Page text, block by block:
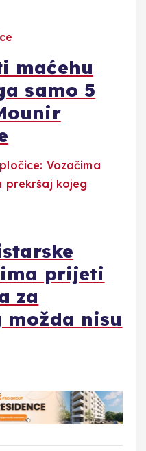
maćehu
samo 5
prijeti
za
možda nisu